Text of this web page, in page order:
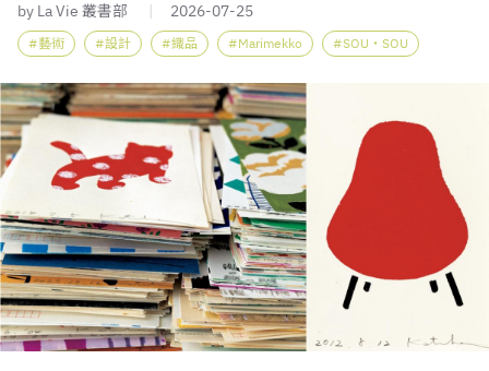
by La Vie 叢書部 2026-07-25
藝術 設計 織品 Marimekko SOU・SOU